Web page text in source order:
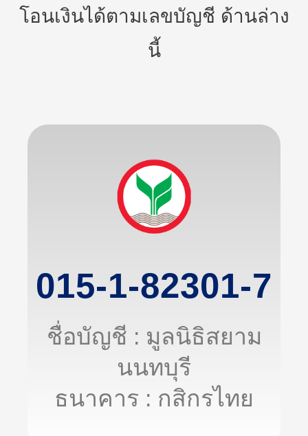
โอนเงินได้ตามเลขบัญชี ด้านล่าง
นี้
015-1-82301-7
ชื่อบัญชี : มูลนิธิสยาม
นนทบุรี
ธนาคาร : กสิกรไทย